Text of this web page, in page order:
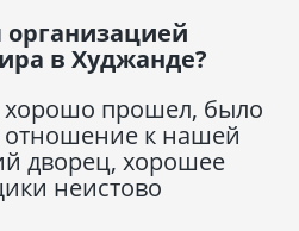
в Худжанде?
хорошо прошел, было
отношение к нашей
дворец, хорошее
неистово